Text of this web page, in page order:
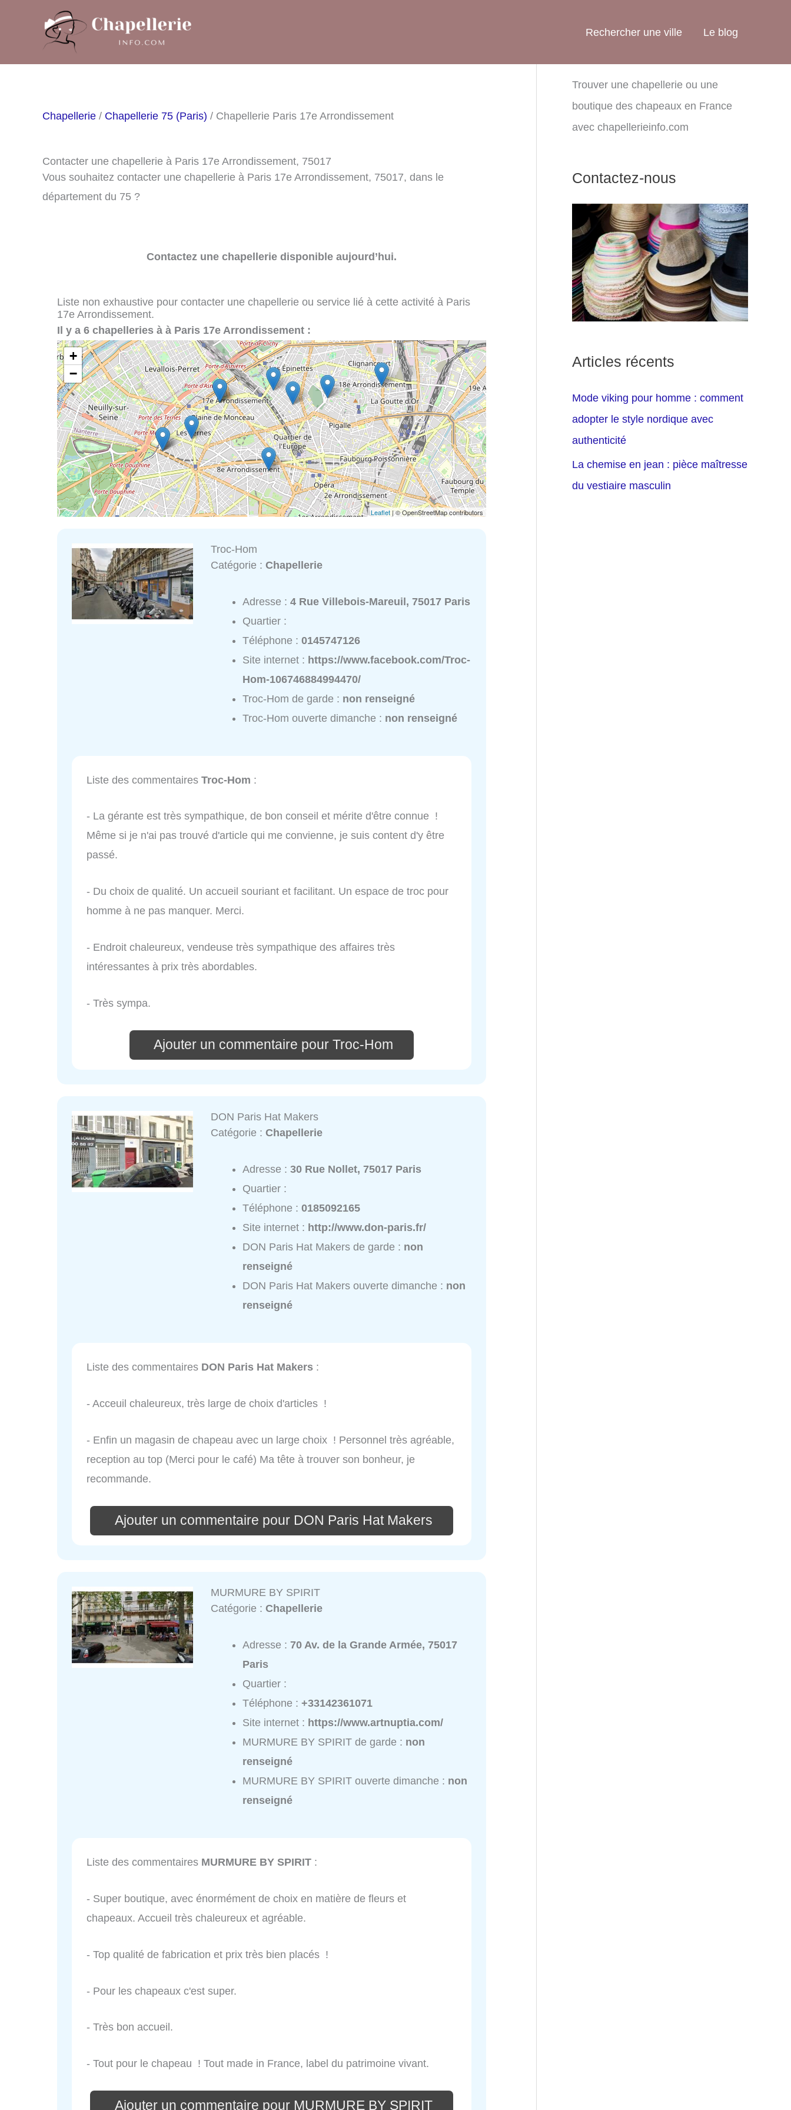
Rechercher une ville Le blog
Chapellerie / Chapellerie 75 (Paris) / Chapellerie Paris 17e Arrondissement
Contacter une chapellerie à Paris 17e Arrondissement, 75017
Vous souhaitez contacter une chapellerie à Paris 17e Arrondissement, 75017, dans le
département du 75 ?
Contactez une chapellerie disponible aujourd’hui.
Liste non exhaustive pour contacter une chapellerie ou service lié à cette activité à Paris
17e Arrondissement.
Il y a 6 chapelleries à à Paris 17e Arrondissement :
+
−
Leaflet| © OpenStreetMap contributors
Troc-Hom
Catégorie :Chapellerie
Adresse :4 Rue Villebois-Mareuil, 75017 Paris
Quartier :
Téléphone :0145747126
Site internet : https://www.facebook.com/Troc-
Hom-106746884994470/
Troc-Hom de garde : non renseigné
Troc-Hom ouverte dimanche : non renseigné
Liste des commentaires Troc-Hom :
- La gérante est très sympathique, de bon conseil et mérite d'être connue !
Même si je n'ai pas trouvé d'article qui me convienne, je suis content d'y être
passé.
- Du choix de qualité. Un accueil souriant et facilitant. Un espace de troc pour
homme à ne pas manquer. Merci.
- Endroit chaleureux, vendeuse très sympathique des affaires très
intéressantes à prix très abordables.
- Très sympa.
Ajouter un commentaire pour Troc-Hom
DON Paris Hat Makers
Catégorie :Chapellerie
Adresse :30 Rue Nollet, 75017 Paris
Quartier :
Téléphone :0185092165
Site internet : http://www.don-paris.fr/
DON Paris Hat Makers de garde : non
renseigné
DON Paris Hat Makers ouverte dimanche : non
renseigné
Liste des commentaires DON Paris Hat Makers :
- Acceuil chaleureux, très large de choix d'articles !
- Enfin un magasin de chapeau avec un large choix ! Personnel très agréable,
reception au top (Merci pour le café) Ma tête à trouver son bonheur, je
recommande.
Ajouter un commentaire pour DON Paris Hat Makers
MURMURE BY SPIRIT
Catégorie :Chapellerie
Adresse :70 Av. de la Grande Armée, 75017
Paris
Quartier :
Téléphone :+33142361071
Site internet : https://www.artnuptia.com/
MURMURE BY SPIRIT de garde : non
renseigné
MURMURE BY SPIRIT ouverte dimanche : non
renseigné
Liste des commentaires MURMURE BY SPIRIT :
- Super boutique, avec énormément de choix en matière de fleurs et
chapeaux. Accueil très chaleureux et agréable.
- Top qualité de fabrication et prix très bien placés !
- Pour les chapeaux c'est super.
- Très bon accueil.
- Tout pour le chapeau ! Tout made in France, label du patrimoine vivant.
Ajouter un commentaire pour MURMURE BY SPIRIT
Trouver une chapellerie ou une
boutique des chapeaux en France
avec chapellerieinfo.com
Contactez-nous
Articles récents
Mode viking pour homme : comment
adopter le style nordique avec
authenticité
La chemise en jean : pièce maîtresse
du vestiaire masculin